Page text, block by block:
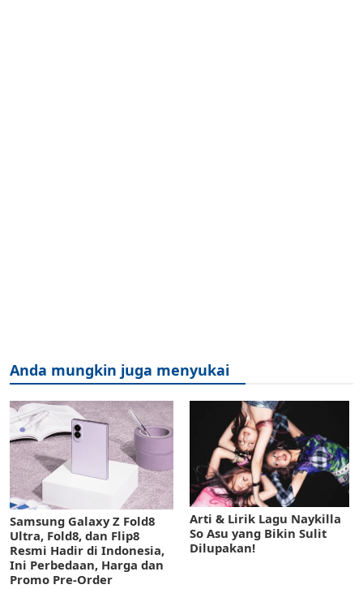
Anda mungkin juga menyukai
Samsung Galaxy Z Fold8
Ultra, Fold8, dan Flip8
Resmi Hadir di Indonesia,
Ini Perbedaan, Harga dan
Promo Pre-Order
Arti & Lirik Lagu Naykilla
So Asu yang Bikin Sulit
Dilupakan!